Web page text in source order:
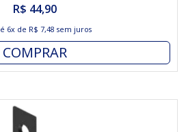
R$ 44,90
6x de R$ 7,48 sem juros
COMPRAR